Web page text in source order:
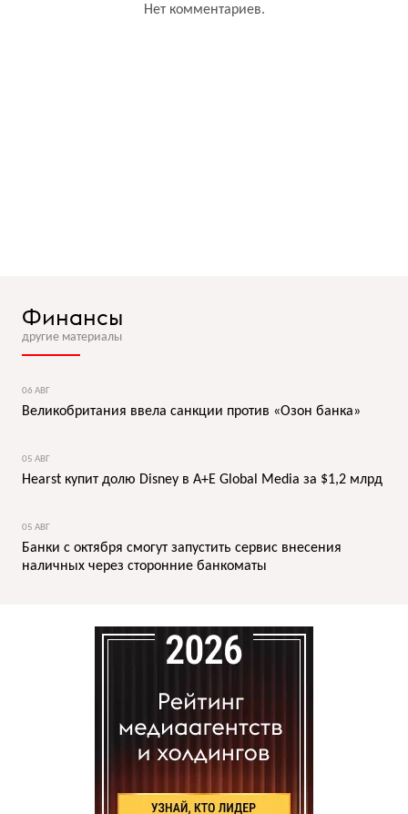
Нет комментариев.
Финансы
другие материалы
06 АВГ
Великобритания ввела санкции против «Озон банка»
05 АВГ
Hearst купит долю Disney в A+E Global Media за $1,2 млрд
05 АВГ
Банки с октября смогут запустить сервис внесения
наличных через сторонние банкоматы